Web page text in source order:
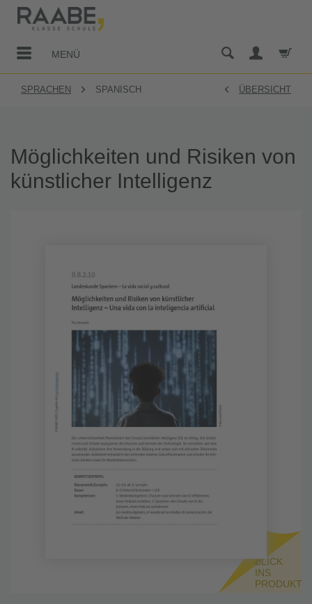
MENÜ
SPRACHEN SPANISCH ÜBERSICHT
Möglichkeiten und Risiken von
künstlicher Intelligenz
BLICK
INS
PRODUKT